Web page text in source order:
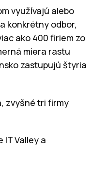
využívajú alebo
konkrétny odbor,
ako 400 firiem zo
miera rastu
zastupujú štyria
zvyšné tri firmy
Valley a